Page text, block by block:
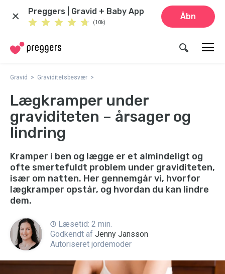
Preggers | Gravid + Baby App
(10k)
Åbn
Gravid Graviditetsbesvær
Lægkramper under
graviditeten – årsager og
lindring
Kramper i ben og lægge er et almindeligt og
ofte smertefuldt problem under graviditeten,
især om natten. Her gennemgår vi, hvorfor
lægkramper opstår, og hvordan du kan lindre
dem.
Læsetid: 2 min.
Godkendt af Jenny Jansson
Autoriseret jordemoder